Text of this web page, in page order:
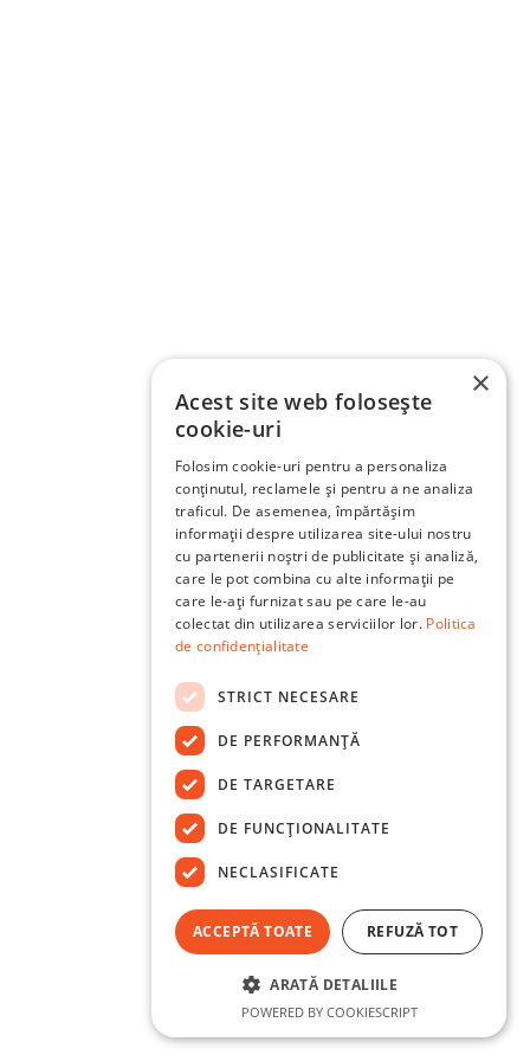
×
Acest site web folosește
cookie-uri
Folosim cookie-uri pentru a personaliza
conținutul, reclamele și pentru a ne analiza
traficul. De asemenea, împărtășim
informații despre utilizarea site-ului nostru
cu partenerii noștri de publicitate și analiză,
care le pot combina cu alte informații pe
care le-ați furnizat sau pe care le-au
colectat din utilizarea serviciilor lor. Politica
de confidențialitate
STRICT NECESARE
DE PERFORMANȚĂ
DE TARGETARE
DE FUNCŢIONALITATE
NECLASIFICATE
ACCEPTĂ TOATE REFUZĂ TOT
ARATĂ DETALIILE
POWERED BY COOKIESCRIPT